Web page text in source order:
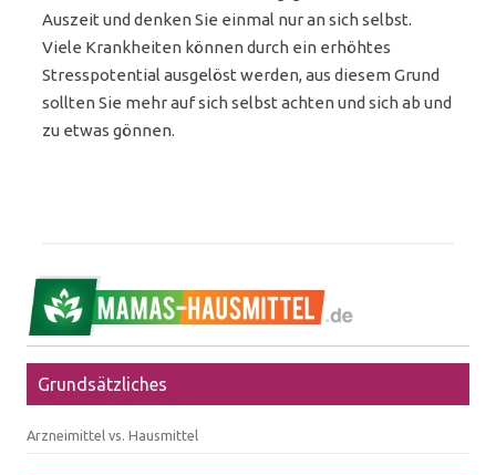
Auszeit und denken Sie einmal nur an sich selbst.
Viele Krankheiten können durch ein erhöhtes
Stresspotential ausgelöst werden, aus diesem Grund
sollten Sie mehr auf sich selbst achten und sich ab und
zu etwas gönnen.
Grundsätzliches
Arzneimittel vs. Hausmittel